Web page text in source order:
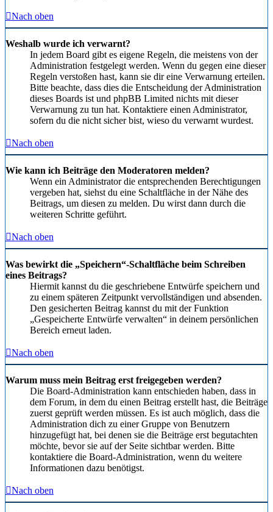
Nach oben
Weshalb wurde ich verwarnt?
In jedem Board gibt es eigene Regeln, die meistens von der
Administration festgelegt werden. Wenn du gegen eine dieser
Regeln verstoßen hast, kann sie dir eine Verwarnung erteilen.
Bitte beachte, dass dies die Entscheidung der Administration
dieses Boards ist und phpBB Limited nichts mit dieser
Verwarnung zu tun hat. Kontaktiere einen Administrator,
sofern du die nicht sicher bist, wieso du verwarnt wurdest.
Nach oben
Wie kann ich Beiträge den Moderatoren melden?
Wenn ein Administrator die entsprechenden Berechtigungen
vergeben hat, siehst du eine Schaltfläche in der Nähe des
Beitrags, um diesen zu melden. Du wirst dann durch die
weiteren Schritte geführt.
Nach oben
Was bewirkt die „Speichern“-Schaltfläche beim Schreiben
eines Beitrags?
Hiermit kannst du die geschriebene Entwürfe speichern und
zu einem späteren Zeitpunkt vervollständigen und absenden.
Den gesicherten Beitrag kannst du mit der Funktion
„Gespeicherte Entwürfe verwalten“ in deinem persönlichen
Bereich erneut laden.
Nach oben
Warum muss mein Beitrag erst freigegeben werden?
Die Board-Administration kann entschieden haben, dass in
dem Forum, in dem du einen Beitrag erstellt hast, die Beiträge
zuerst geprüft werden müssen. Es ist auch möglich, dass die
Administration dich zu einer Gruppe von Benutzern
hinzugefügt hat, bei denen sie die Beiträge erst begutachten
möchte, bevor sie auf der Seite sichtbar werden. Bitte
kontaktiere die Board-Administration, wenn du weitere
Informationen dazu benötigst.
Nach oben